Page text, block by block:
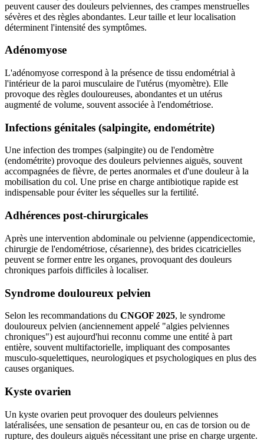
peuvent causer des douleurs pelviennes, des crampes menstruelles
sévères et des règles abondantes. Leur taille et leur localisation
déterminent l'intensité des symptômes.
Adénomyose
L'adénomyose correspond à la présence de tissu endométrial à
l'intérieur de la paroi musculaire de l'utérus (myomètre). Elle
provoque des règles douloureuses, abondantes et un utérus
augmenté de volume, souvent associée à l'endométriose.
Infections génitales (salpingite, endométrite)
Une infection des trompes (salpingite) ou de l'endomètre
(endométrite) provoque des douleurs pelviennes aiguës, souvent
accompagnées de fièvre, de pertes anormales et d'une douleur à la
mobilisation du col. Une prise en charge antibiotique rapide est
indispensable pour éviter les séquelles sur la fertilité.
Adhérences post-chirurgicales
Après une intervention abdominale ou pelvienne (appendicectomie,
chirurgie de l'endométriose, césarienne), des brides cicatricielles
peuvent se former entre les organes, provoquant des douleurs
chroniques parfois difficiles à localiser.
Syndrome douloureux pelvien
Selon les recommandations du CNGOF 2025, le syndrome
douloureux pelvien (anciennement appelé "algies pelviennes
chroniques") est aujourd'hui reconnu comme une entité à part
entière, souvent multifactorielle, impliquant des composantes
musculo-squelettiques, neurologiques et psychologiques en plus des
causes organiques.
Kyste ovarien
Un kyste ovarien peut provoquer des douleurs pelviennes
latéralisées, une sensation de pesanteur ou, en cas de torsion ou de
rupture, des douleurs aiguës nécessitant une prise en charge urgente.